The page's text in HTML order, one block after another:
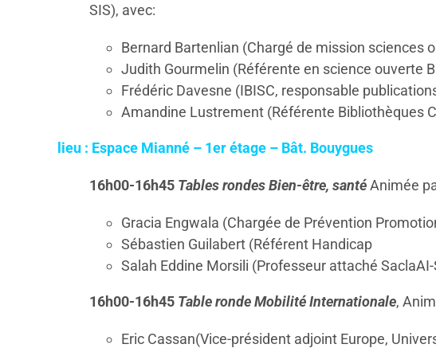
SIS), avec:
Bernard Bartenlian (Chargé de mission sciences
Judith Gourmelin (Référente en science ouverte
Frédéric Davesne (IBISC, responsable
Amandine Lustrement (Référente Bibliothèques
lieu : Espace Mianné – 1er étage – Bât. Bouygues
16h00-16h45 Tables rondes Bien-être, santéAnimée
Gracia Engwala (Chargée de Prévention
Sébastien Guilabert (Référent Handicap
Salah Eddine Morsili (Professeur attaché
16h00-16h45 Table ronde Mobilité Internationale,
Eric Cassan(Vice-président adjoint Europe,